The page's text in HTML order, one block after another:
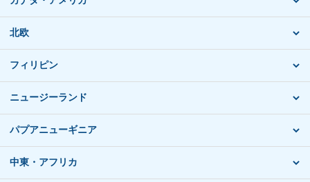
北欧
フィリピン
ニュージーランド
パプアニューギニア
中東・アフリカ